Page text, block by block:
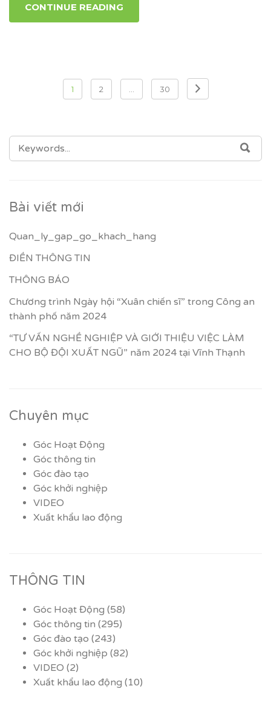
CONTINUE READING
viết
1 2 30
SEARCH
FOR:
Bài viết mới
Quan_ly_gap_go_khach_hang
ĐIỀN THÔNG TIN
THÔNG BÁO
Chương trình Ngày hội “Xuân chiến sĩ” trong Công an
thành phố năm 2024
“TƯ VẤN NGHỀ NGHIỆP VÀ GIỚI THIỆU VIỆC LÀM
CHO BỘ ĐỘI XUẤT NGŨ” năm 2024 tại Vĩnh Thạnh
Chuyên mục
Góc Hoạt Động
Góc thông tin
Góc đào tạo
Góc khởi nghiệp
VIDEO
Xuất khẩu lao động
THÔNG TIN
Góc Hoạt Động (58)
Góc thông tin (295)
Góc đào tạo (243)
Góc khởi nghiệp (82)
VIDEO (2)
Xuất khẩu lao động (10)